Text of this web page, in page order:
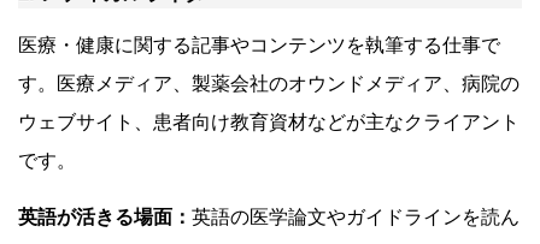
医療・健康に関する記事やコンテンツを執筆する仕事で
す。医療メディア、製薬会社のオウンドメディア、病院の
ウェブサイト、患者向け教育資材などが主なクライアント
です。
英語が活きる場面： 英語の医学論文やガイドラインを読ん